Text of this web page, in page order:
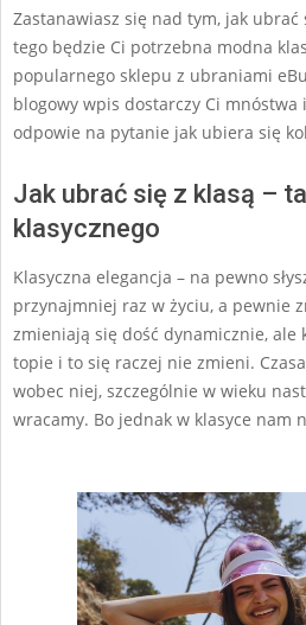
Zastanawiasz się nad tym, jak ubrać
tego będzie Ci potrzebna modna
popularnego sklepu z ubraniami
blogowy wpis dostarczy Ci
odpowie na pytanie jak ubiera się
Jak ubrać się z klasą –
klasycznego
Klasyczna elegancja – na pewno
przynajmniej raz w życiu, a pewnie
zmieniają się dość dynamicznie, ale
topie i to się raczej nie zmieni.
wobec niej, szczególnie w wieku
wracamy. Bo jednak w klasyce nam